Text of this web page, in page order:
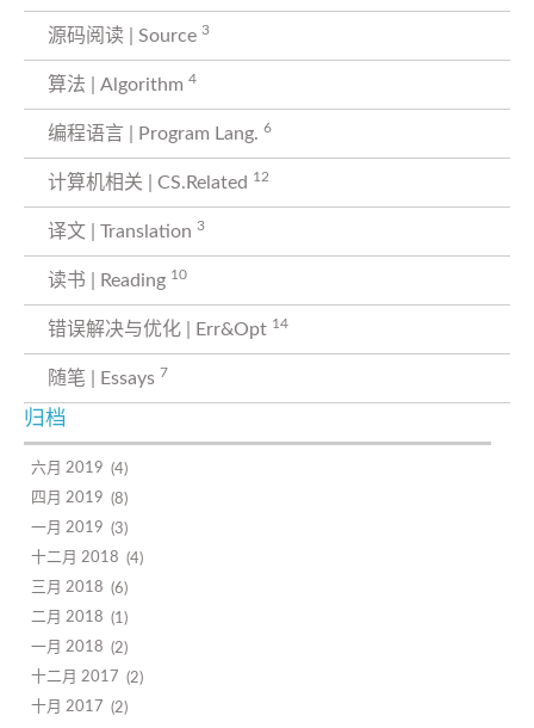
源码阅读 | Source 3
算法 | Algorithm 4
编程语言 | Program Lang. 6
计算机相关 | CS.Related 12
译文 | Translation 3
读书 | Reading 10
错误解决与优化 | Err&Opt 14
随笔 | Essays 7
归档
六月 2019 4
四月 2019 8
一月 2019 3
十二月 2018 4
三月 2018 6
二月 2018 1
一月 2018 2
十二月 2017 2
十月 2017 2